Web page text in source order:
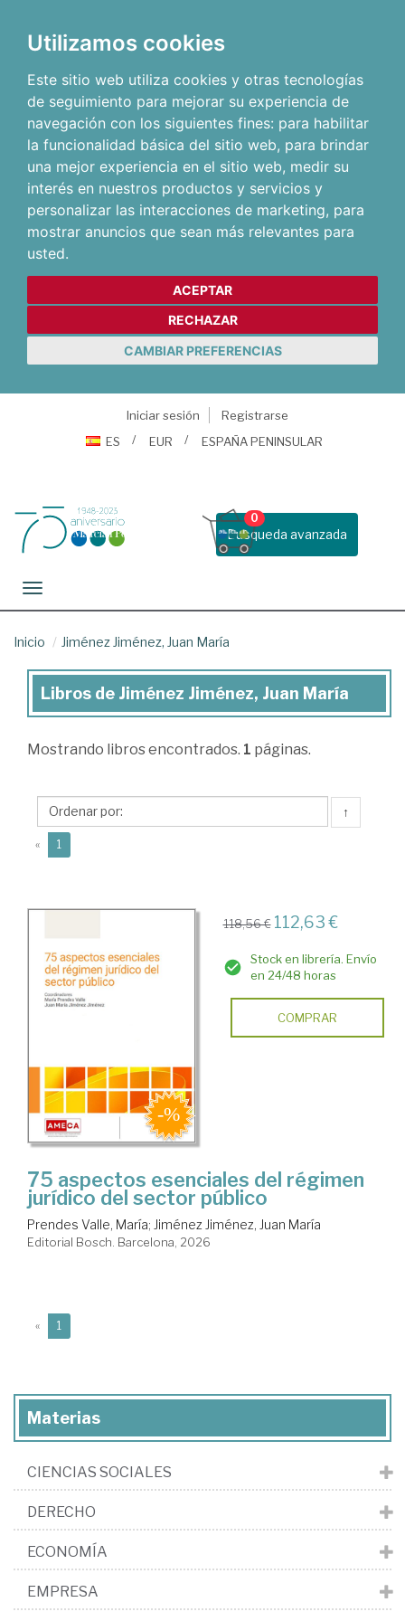
Utilizamos cookies
Este sitio web utiliza cookies y otras tecnologías
de seguimiento para mejorar su experiencia de
navegación con los siguientes fines: para habilitar
la funcionalidad básica del sitio web, para brindar
una mejor experiencia en el sitio web, medir su
interés en nuestros productos y servicios y
personalizar las interacciones de marketing, para
mostrar anuncios que sean más relevantes para
usted.
ACEPTAR
RECHAZAR
CAMBIAR PREFERENCIAS
Iniciar sesión
Registrarse
ES
EUR ESPAÑA PENINSULAR
Busqueda avanzada
0
Toggle navigation
Inicio Jiménez Jiménez, Juan María
Libros
Jiménez
Juan
María
Libros de Jiménez Jiménez, Juan María
Mostrando libros encontrados. 1 páginas.
↑
« 1
118,56 € 112,63 €
Stock en librería. Envío
en 24/48 horas
COMPRAR
75 aspectos esenciales del régimen
jurídico del sector público
Prendes Valle, María; Jiménez Jiménez, Juan María
Editorial Bosch. Barcelona, 2026
« 1
Materias
CIENCIAS SOCIALES
DERECHO
ECONOMÍA
EMPRESA